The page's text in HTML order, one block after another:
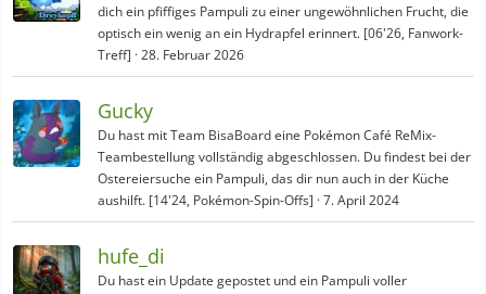
dich ein pfiffiges Pampuli zu einer ungewöhnlichen Frucht, die
optisch ein wenig an ein Hydrapfel erinnert. [06'26, Fanwork-
Treff] 28. Februar 2026
Gucky
Du hast mit Team BisaBoard eine Pokémon Café ReMix-
Teambestellung vollständig abgeschlossen. Du findest bei der
Ostereiersuche ein Pampuli, das dir nun auch in der Küche
aushilft. [14'24, Pokémon-Spin-Offs] 7. April 2024
hufe_di
Du hast ein Update gepostet und ein Pampuli voller